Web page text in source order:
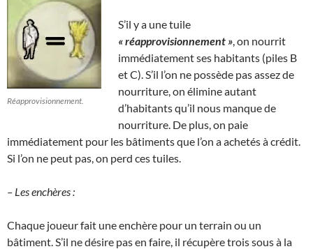
Réapprovisionnement.
S’il y a une tuile
« réapprovisionnement », on nourrit
immédiatement ses habitants (piles B
et C). S’il l’on ne possède pas assez de
nourriture, on élimine autant
d’habitants qu’il nous manque de
nourriture. De plus, on paie
immédiatement pour les bâtiments que l’on a achetés à crédit.
Si l’on ne peut pas, on perd ces tuiles.
– Les enchères :
Chaque joueur fait une enchère pour un terrain ou un
bâtiment. S’il ne désire pas en faire, il récupère trois sous à la